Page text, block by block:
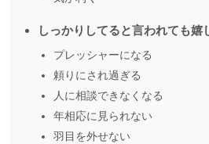
しっかりしてると言われても嬉
プレッシャーになる
頼りにされ過ぎる
人に相談できなくなる
年相応に見られない
羽目を外せない